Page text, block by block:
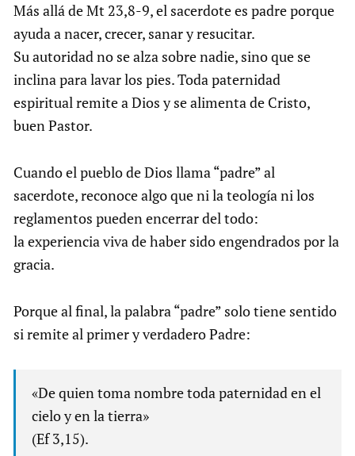
Más allá de Mt 23,8-9, el sacerdote es padre porque
ayuda a nacer, crecer, sanar y resucitar.
Su autoridad no se alza sobre nadie, sino que se
inclina para lavar los pies. Toda paternidad
espiritual remite a Dios y se alimenta de Cristo,
buen Pastor.
Cuando el pueblo de Dios llama “padre” al
sacerdote, reconoce algo que ni la teología ni los
reglamentos pueden encerrar del todo:
la experiencia viva de haber sido engendrados por la
gracia.
Porque al final, la palabra “padre” solo tiene sentido
si remite al primer y verdadero Padre:
«De quien toma nombre toda paternidad en el
cielo y en la tierra»
(Ef 3,15).